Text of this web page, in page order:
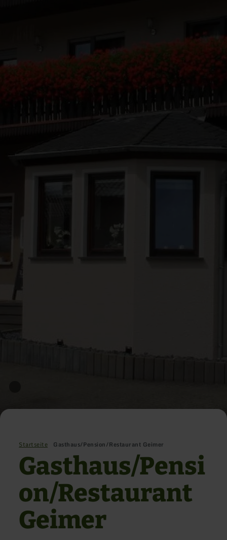
Startseite Gasthaus/Pension/Restaurant Geimer
Gasthaus/Pensi
on/Restaurant
Geimer